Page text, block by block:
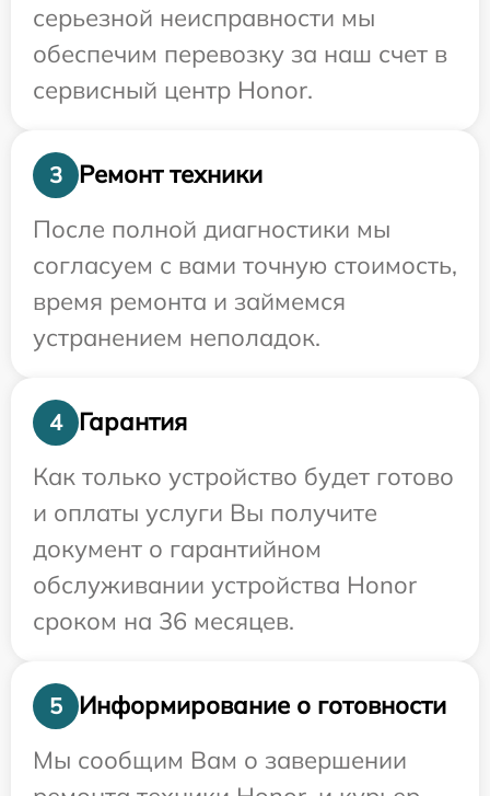
серьезной неисправности мы
обеспечим перевозку за наш счет в
сервисный центр Honor.
3
Ремонт техники
После полной диагностики мы
согласуем с вами точную стоимость,
время ремонта и займемся
устранением неполадок.
4
Гарантия
Как только устройство будет готово
и оплаты услуги Вы получите
документ о гарантийном
обслуживании устройства Honor
сроком на 36 месяцев.
5
Информирование о готовности
Мы сообщим Вам о завершении